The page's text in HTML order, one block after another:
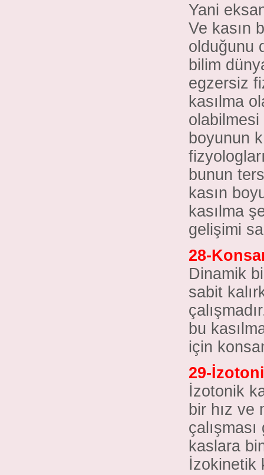
Yani
Ve kasın
olduğunu
bilim
egzersiz
kasılma
boyunun
bunun
kasın
kasılma
gelişimi
28-
Dinamik
sabit
bu
için
29-
İzotonik
bir hız ve
kaslara
İzokinetik